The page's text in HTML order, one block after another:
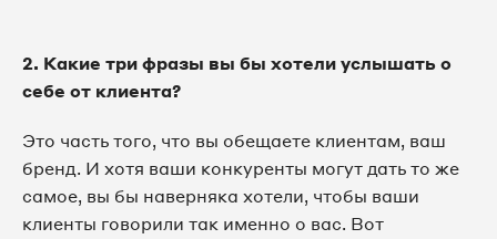
2. Какие три фразы вы бы хотели услышать о
себе от клиента?
Это часть того, что вы обещаете клиентам, ваш
бренд. И хотя ваши конкуренты могут дать то же
самое, вы бы наверняка хотели, чтобы ваши
клиенты говорили так именно о вас. Вот